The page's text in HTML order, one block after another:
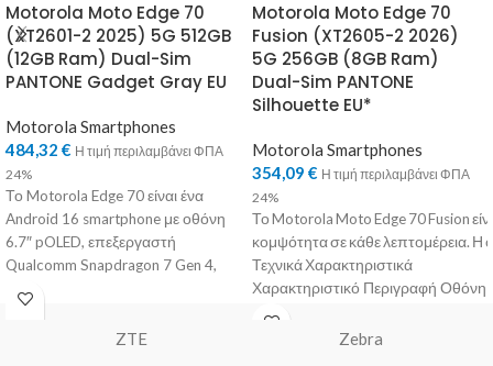
Motorola Moto Edge 70
(XT2601-2 2025) 5G 512GB
(12GB Ram) Dual-Sim
PANTONE Gadget Gray EU
Motorola Smartphones
484,32 € Η τιμή περιλαμβάνει ΦΠΑ
24%
Το Motorola Edge 70 είναι ένα
Android 16 smartphone με οθόνη
6.7″ pOLED, επεξεργαστή
Qualcomm Snapdragon 7 Gen 4,
έως
Motorola Moto Edge 70
Fusion (XT2605-2 2026)
5G 256GB (8GB Ram)
Dual-Sim PANTONE
Silhouette EU*
Motorola Smartphones
354,09 € Η τιμή περιλαμβάνει ΦΠΑ
24%
Το Motorola Moto Edge 70 Fusion
κομψότητα σε κάθε λεπτομέρεια. Η
Τεχνικά Χαρακτηριστικά
Χαρακτηριστικό Περιγραφή Οθόνη
6.78″ Extreme AMOLED 2772×1272
Επεξεργαστής
ZTE Zebra